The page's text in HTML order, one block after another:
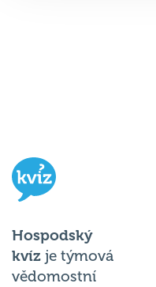
Hospodský
kvíz je týmová
vědomostní